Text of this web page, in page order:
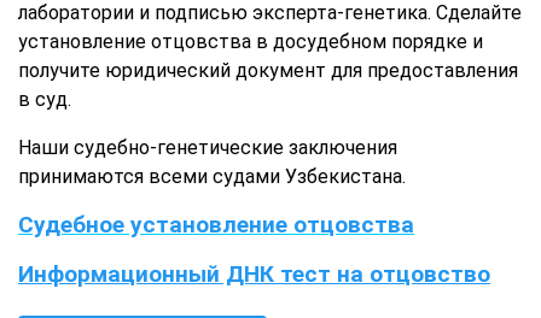
лаборатории и подписью эксперта-генетика. Сделайте
установление отцовства в досудебном порядке и
получите юридический документ для предоставления
в суд.
Наши судебно-генетические заключения
принимаются всеми судами Узбекистана.
Судебное установление отцовства
Информационный ДНК тест на отцовство